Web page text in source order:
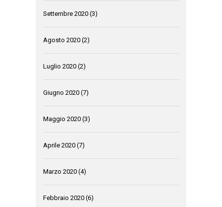
Settembre 2020 (3)
Agosto 2020 (2)
Luglio 2020 (2)
Giugno 2020 (7)
Maggio 2020 (3)
Aprile 2020 (7)
Marzo 2020 (4)
Febbraio 2020 (6)